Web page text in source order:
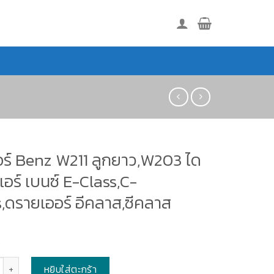
Benz W211 ลูกยาว,W203 ได
อร์ เบนซ์ E-Class,C-
ดรายเออร์ อีคลาส,ซีคลาส
หยิบใส่ตะกร้า